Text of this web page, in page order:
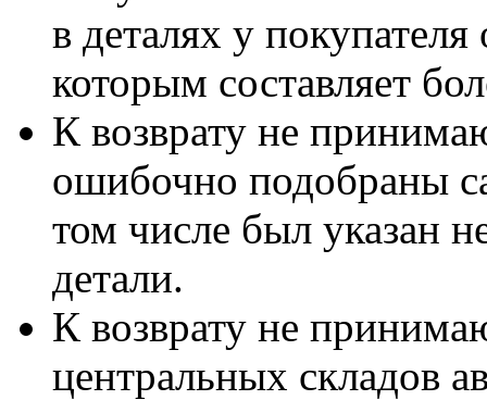
в деталях у
которым составляет
К возврату не
ошибочно подобраны
том числе был указан
детали.
К возврату не
центральных складов